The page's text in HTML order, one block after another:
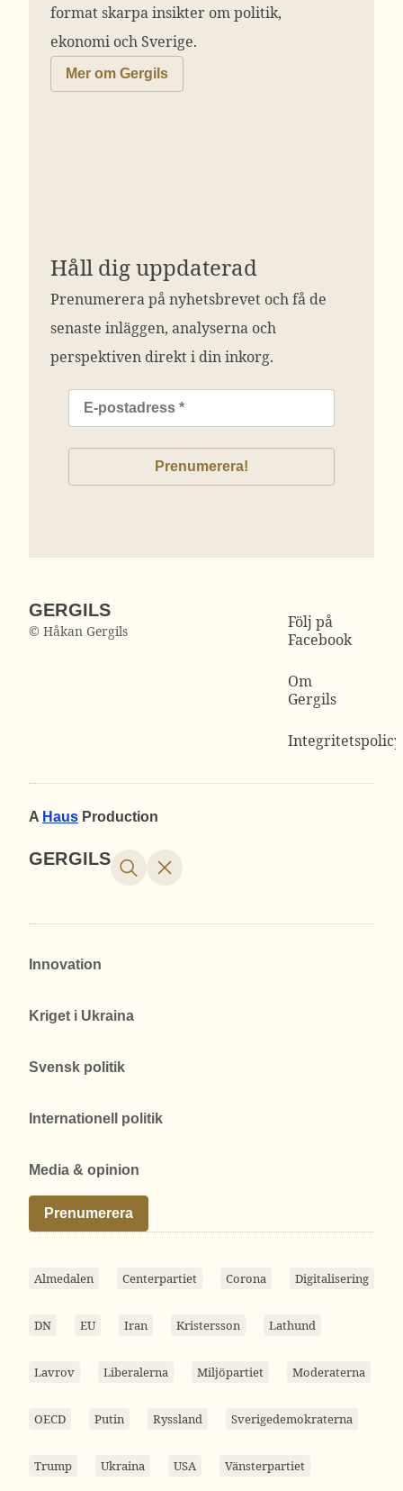
format skarpa insikter om politik,
ekonomi och Sverige.
Mer om Gergils
Håll dig uppdaterad
Prenumerera på nyhetsbrevet och få de
senaste inläggen, analyserna och
perspektiven direkt i din inkorg.
GERGILS
© Håkan Gergils
Följ på
Facebook
Om
Gergils
Integritetspolicy
A Haus Production
GERGILS
Innovation
Kriget i Ukraina
Svensk politik
Internationell politik
Media & opinion
Prenumerera
Almedalen Centerpartiet Corona Digitalisering
DN EU Iran Kristersson Lathund
Lavrov Liberalerna Miljöpartiet Moderaterna
OECD Putin Ryssland Sverigedemokraterna
Trump Ukraina USA Vänsterpartiet